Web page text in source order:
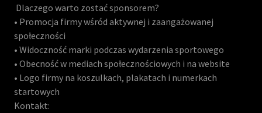
Dlaczego warto zostać sponsorem?
• Promocja firmy wśród aktywnej i zaangażowanej
społeczności
• Widoczność marki podczas wydarzenia sportowego
• Obecność w mediach społecznościowych i na website
• Logo firmy na koszulkach, plakatach i numerkach
startowych
Kontakt: